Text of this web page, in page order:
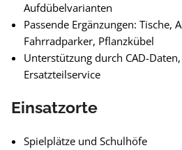
Aufdübelvarianten
Passende Ergänzungen: Tische,
Fahrradparker, Pflanzkübel
Unterstützung durch CAD-
Ersatzteilservice
Einsatzorte
Spielplätze und Schulhöfe